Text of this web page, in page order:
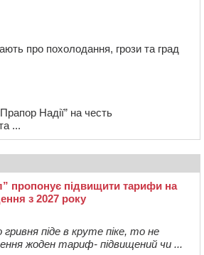
про похолодання, грози та град
Надії” на честь
...
пропонує підвищити тарифи на
з 2027 року
піде в круте піке, то не
жоден тариф- підвищений чи ...